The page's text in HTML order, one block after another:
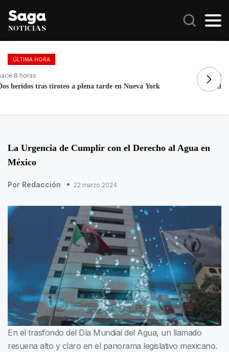
ÚLTIMA HORA
hace 12 horas
Exintegrante de la GN denuncia corrupción e irregularidades
La Urgencia de Cumplir con el Derecho al Agua en
México
Por Redacción 22 marzo 2024
En el trasfondo del Día Mundial del Agua, un llamado
resuena alto y claro en el panorama legislativo mexicano.